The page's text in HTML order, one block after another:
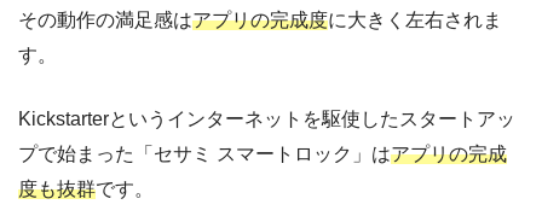
その動作の満足感はアプリの完成度に大きく左右されま
す。
Kickstarterというインターネットを駆使したスタートアッ
プで始まった「セサミ スマートロック」はアプリの完成
度も抜群です。